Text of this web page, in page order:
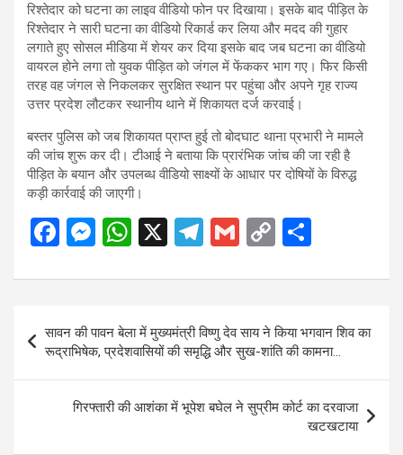
रिश्तेदार को घटना का लाइव वीडियो फोन पर दिखाया। इसके बाद पीड़ित के
रिश्तेदार ने सारी घटना का वीडियो रिकार्ड कर लिया और मदद की गुहार
लगाते हुए सोसल मीडिया में शेयर कर दिया इसके बाद जब घटना का वीडियो
वायरल होने लगा तो युवक पीड़ित को जंगल में फेंककर भाग गए। फिर किसी
तरह वह जंगल से निकलकर सुरक्षित स्थान पर पहुंचा और अपने गृह राज्य
उत्तर प्रदेश लौटकर स्थानीय थाने में शिकायत दर्ज करवाई।
बस्तर पुलिस को जब शिकायत प्राप्त हुई तो बोदघाट थाना प्रभारी ने मामले
की जांच शुरू कर दी। टीआई ने बताया कि प्रारंभिक जांच की जा रही है
पीड़ित के बयान और उपलब्ध वीडियो साक्ष्यों के आधार पर दोषियों के विरुद्ध
कड़ी कार्रवाई की जाएगी।
F
ce
o
o
k
M
se
g
er
W
at
s
A
p
p
X
T
e
gr
a
m
G
ail
C
py
Li
n
k
ar
navigation
सावन की पावन बेला में मुख्यमंत्री विष्णु देव साय ने किया भगवान शिव का
रूद्राभिषेक, प्रदेशवासियों की समृद्धि और सुख-शांति की कामना…
गिरफ्तारी की आशंका में भूपेश बघेल ने सुप्रीम कोर्ट का दरवाजा
खटखटाया